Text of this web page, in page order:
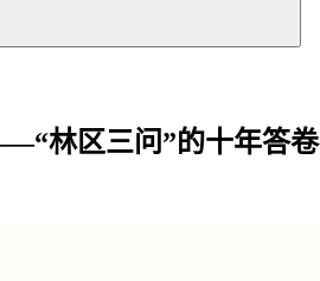
林区三问”的十年答卷